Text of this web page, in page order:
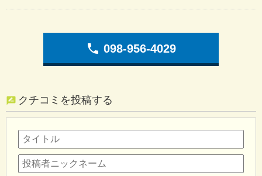
phone 098-956-4029
クチコミを投稿する